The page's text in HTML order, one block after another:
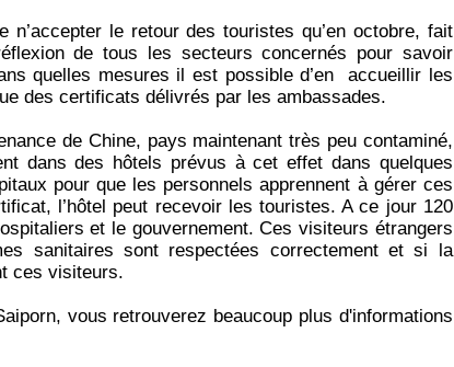
n’accepter le retour des touristes qu’en octobre, fait
de tous les secteurs concernés pour savoir
quelles mesures il est possible d’en accueillir les
des certificats délivrés par les ambassades.
de Chine, pays maintenant très peu contaminé,
dans des hôtels prévus à cet effet dans quelques
pour que les personnels apprennent à gérer ces
l’hôtel peut recevoir les touristes. A ce jour 120
et le gouvernement. Ces visiteurs étrangers
sanitaires sont respectées correctement et si la
ces visiteurs.
vous retrouverez beaucoup plus d'informations